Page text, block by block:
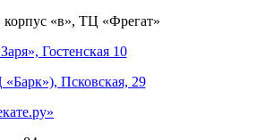
«в», ТЦ «Фрегат»
Гостенская 10
Псковская, 29